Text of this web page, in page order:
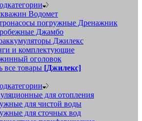
Водомет
погружные Дренажник
Джамбо
Джилекс
и комплектующие
оголовок
все товары [Джилекс]
для отопления
для чистой воды
для сточных вод